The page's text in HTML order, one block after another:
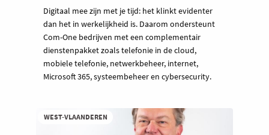
Digitaal mee zijn met je tijd: het klinkt evidenter
dan het in werkelijkheid is. Daarom ondersteunt
Com-One bedrijven met een complementair
dienstenpakket zoals telefonie in de cloud,
mobiele telefonie, netwerkbeheer, internet,
Microsoft 365, systeembeheer en cybersecurity.
WEST-VLAANDEREN